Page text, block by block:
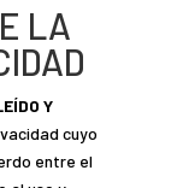
LA
Y
cuyo
entre el